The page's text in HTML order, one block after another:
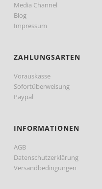
Media Channel
Blog
Impressum
ZAHLUNGSARTEN
Vorauskasse
Sofortüberweisung
Paypal
INFORMATIONEN
AGB
Datenschutzerklärung
Versandbedingungen